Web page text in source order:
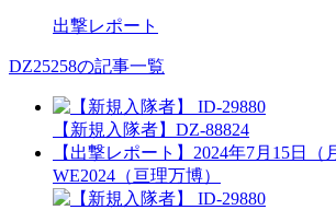
出撃レポート
DZ25258の記事一覧
【新規入隊者】DZ-88824
【出撃レポート】2024年7月15日（
WE2024（亘理万博）